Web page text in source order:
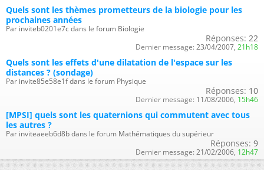
Quels sont les thèmes prometteurs de la biologie pour les
prochaines années
Par inviteb0201e7c dans le forum Biologie
Réponses: 22
Dernier message: 23/04/2007, 21h18
Quels sont les effets d'une dilatation de l'espace sur les
distances ? (sondage)
Par invite85e58e1f dans le forum Physique
Réponses: 10
Dernier message: 11/08/2006, 15h46
[MPSI] quels sont les quaternions qui commutent avec tous
les autres ?
Par inviteaeeb6d8b dans le forum Mathématiques du supérieur
Réponses: 9
Dernier message: 21/02/2006, 12h47